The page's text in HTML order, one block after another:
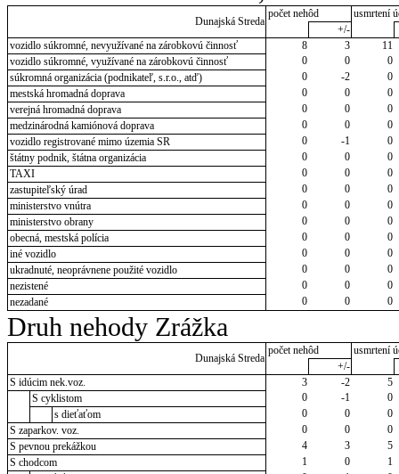
Dunajská Streda
počet nehôd
usmrtení
+/-
vozidlo súkromné, nevyužívané na zárobkovú činnosť
8 3
11
vozidlo súkromné, využívané na zárobkovú činnosť
0 0
0
súkromná organizácia (podnikateľ, s.r.o., atď)
0 -2
0
mestská hromadná doprava
0 0
0
verejná hromadná doprava
0 0
0
medzinárodná kamiónová doprava
0 0
0
vozidlo registrované mimo územia SR
0 -1
0
štátny podnik, štátna organizácia
0 0
0
TAXI
0 0
0
zastupiteľský úrad
0 0
0
ministerstvo vnútra
0 0
0
ministerstvo obrany
0 0
0
obecná, mestská polícia
0 0
0
iné vozidlo
0 0
0
ukradnuté, neoprávnene použité vozidlo
0 0
0
nezistené
0 0
0
nezadané
0 0 0
Druh nehody Zrážka
Dunajská Streda
počet nehôd
usmrtení
+/-
S idúcim nek.voz.
3 -2
5
S cyklistom
0 -1
0
s dieťaťom
0 0
0
S zaparkov. voz.
0 0
0
S pevnou prekážkou
4 3
5
S chodcom
1 0
1